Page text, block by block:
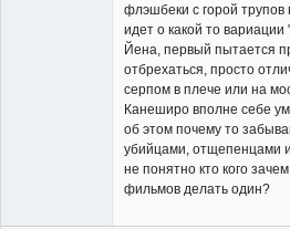
флэшбеки с горой трупов
идет о какой то
Йена, первый пытается
отбрехаться, просто
серпом в плече или на
Канеширо вполне себе
об этом почему то
убийцами, отщепенцами
не понятно кто кого
фильмов делать один?